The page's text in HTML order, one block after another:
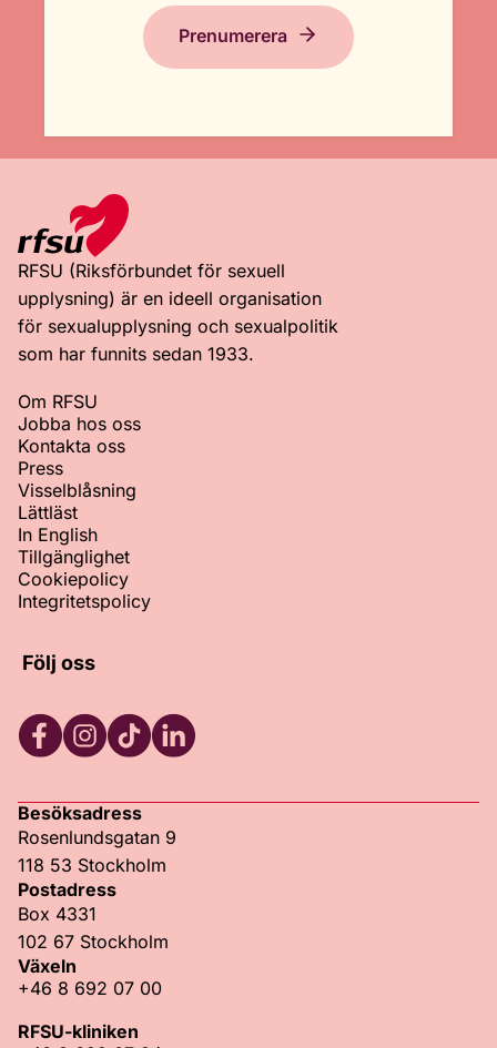
Prenumerera
RFSU (Riksförbundet för sexuell
upplysning) är en ideell organisation
för sexualupplysning och sexualpolitik
som har funnits sedan 1933.
Om RFSU
Jobba hos oss
Kontakta oss
Press
Visselblåsning
Lättläst
In English
Tillgänglighet
Cookiepolicy
Integritetspolicy
Följ oss
Besöksadress
Rosenlundsgatan 9
118 53 Stockholm
Postadress
Box 4331
102 67 Stockholm
Växeln
+46 8 692 07 00
RFSU-kliniken